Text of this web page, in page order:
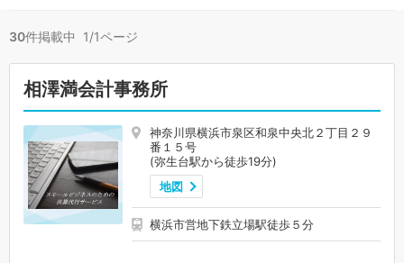
30件掲載中 1/1ページ
相澤満会計事務所
神奈川県横浜市泉区和泉中央北２丁目２９
番１５号
(弥生台駅から徒歩19分)
地図
横浜市営地下鉄立場駅徒歩５分